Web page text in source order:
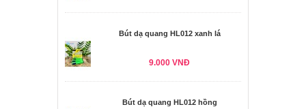
Bút dạ quang HL012 xanh lá
9.000 VNĐ
Bút dạ quang HL012 hồng